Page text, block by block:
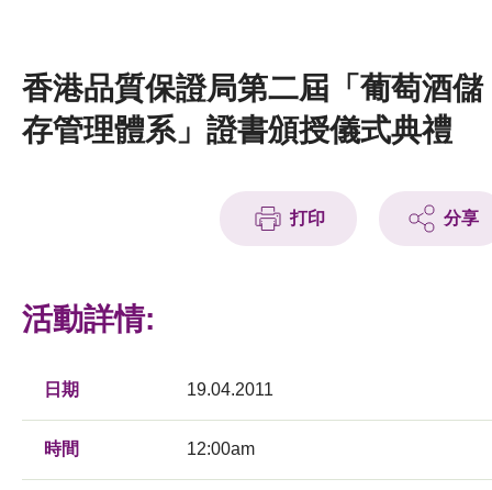
新聞中心
香港品質保證局第二屆「葡萄酒儲
存管理體系」證書頒授儀式典禮
打印 分享
活動詳情:
日期 19.04.2011
時間 12:00am